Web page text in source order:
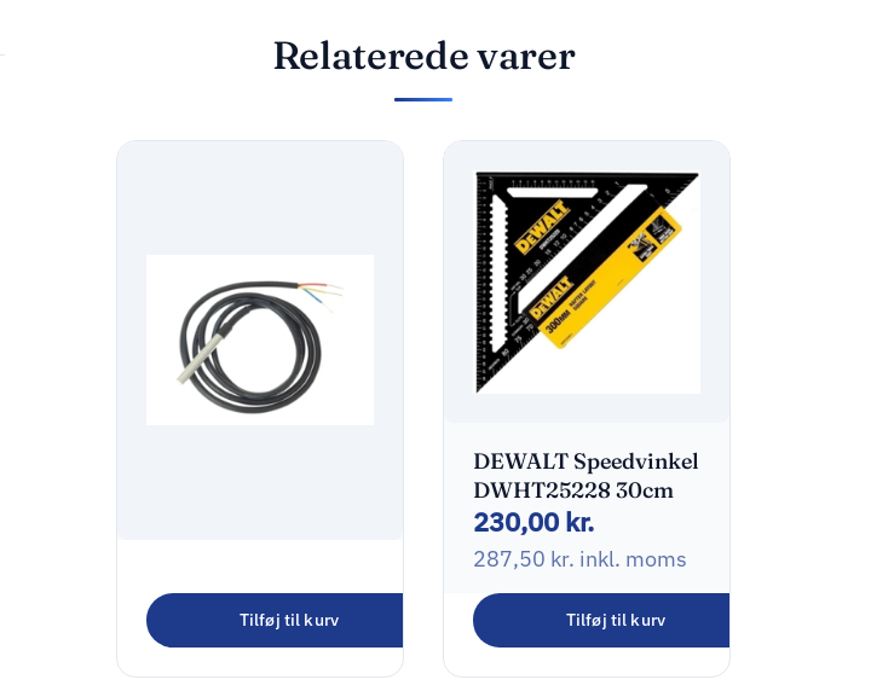
Relaterede varer
Temperatur sensor
1m
120,00 kr.
150,00kr.inkl. moms
Tilføj til kurv
DEWALT Speedvinkel
DWHT25228 30cm
230,00 kr.
287,50 kr. inkl. moms
Tilføj til kurv